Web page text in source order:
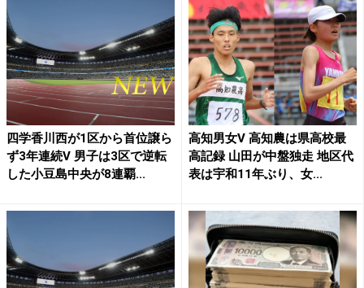
四学香川西が1区から首位譲ら
ず3年連続V 男子は3区で逆転
した小豆島中央が8連覇...
高知男女V 高知農は県高校最
高記録 山田が中盤独走 地区代
表は宇和11年ぶり、女...